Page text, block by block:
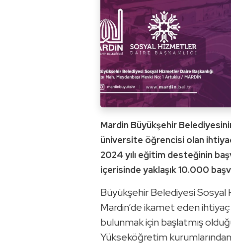
Mardin Büyükşehir
üniversite öğrencisi olan
2024 yılı eğitim desteğinin
içerisinde yaklaşık 10.000
Büyükşehir Belediyesi Sosyal
Mardin’de ikamet eden
bulunmak için başlatmış
Yükseköğretim